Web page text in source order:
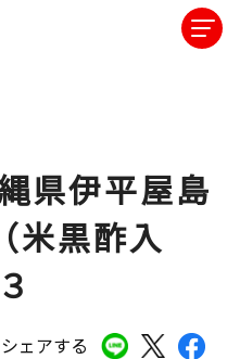
シェアする
県伊平屋島
米黒酢入